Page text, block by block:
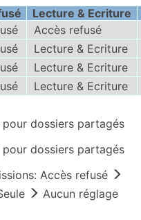
Lecture & Ecriture
Accès refusé
Lecture & Ecriture
Lecture & Ecriture
Lecture & Ecriture
dossiers partagés
dossiers partagés
Accès refusé
Aucun réglage